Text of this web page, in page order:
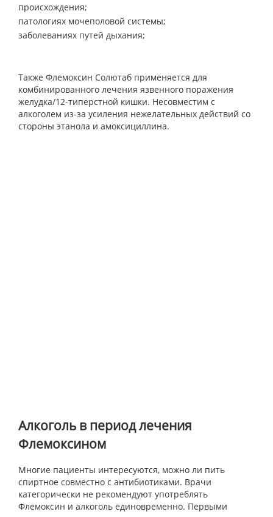
происхождения;
патологиях мочеполовой системы;
заболеваниях путей дыхания;
Также Флемоксин Солютаб применяется для
комбинированного лечения язвенного поражения
желудка/12-типерстной кишки. Несовместим с
алкоголем из-за усиления нежелательных действий со
стороны этанола и амоксициллина.
Алкоголь в период лечения
Флемоксином
Многие пациенты интересуются, можно ли пить
спиртное совместно с антибиотиками. Врачи
категорически не рекомендуют употреблять
Флемоксин и алкоголь единовременно. Первыми